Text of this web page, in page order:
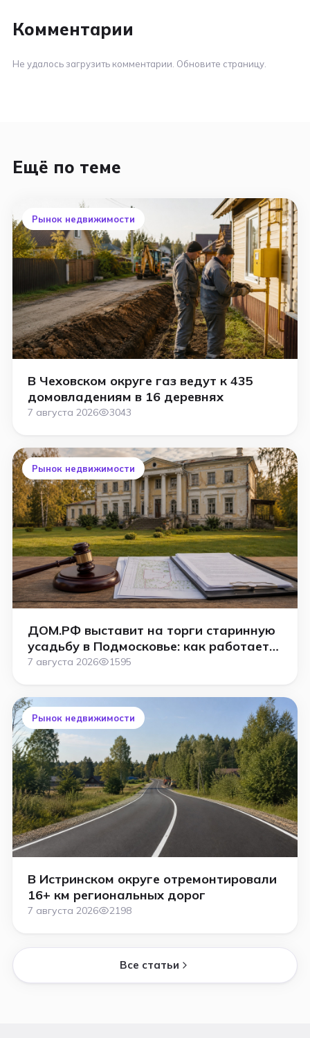
Комментарии
Не удалось загрузить комментарии. Обновите страницу.
Ещё по теме
Рынок недвижимости
В Чеховском округе газ ведут к 435
домовладениям в 16 деревнях
7 августа 2026 3043
Рынок недвижимости
ДОМ.РФ выставит на торги старинную
усадьбу в Подмосковье: как работает
аукцион
7 августа 2026 1595
Рынок недвижимости
В Истринском округе отремонтировали
16+ км региональных дорог
7 августа 2026 2198
Все статьи